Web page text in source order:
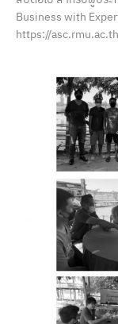
Business with
https://